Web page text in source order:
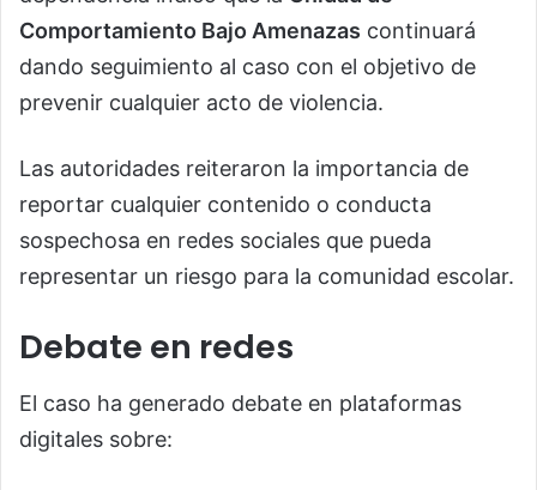
Comportamiento Bajo Amenazas continuará
dando seguimiento al caso con el objetivo de
prevenir cualquier acto de violencia.
Las autoridades reiteraron la importancia de
reportar cualquier contenido o conducta
sospechosa en redes sociales que pueda
representar un riesgo para la comunidad escolar.
Debate en redes
El caso ha generado debate en plataformas
digitales sobre: